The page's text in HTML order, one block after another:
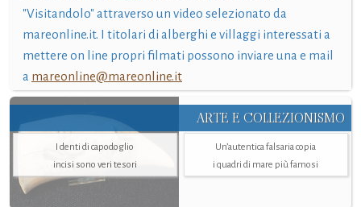
"Visitandolo" attraverso un video selezionato da
mareonline.it. I titolari di alberghi e villaggi interessati a
mettere on line propri filmati possono inviare una e mail
a mareonline@mareonline.it
ARTE E COLLEZIONISMO
I denti di capodoglio
incisi sono veri tesori
Un’autentica falsaria copia
i quadri di mare più famosi